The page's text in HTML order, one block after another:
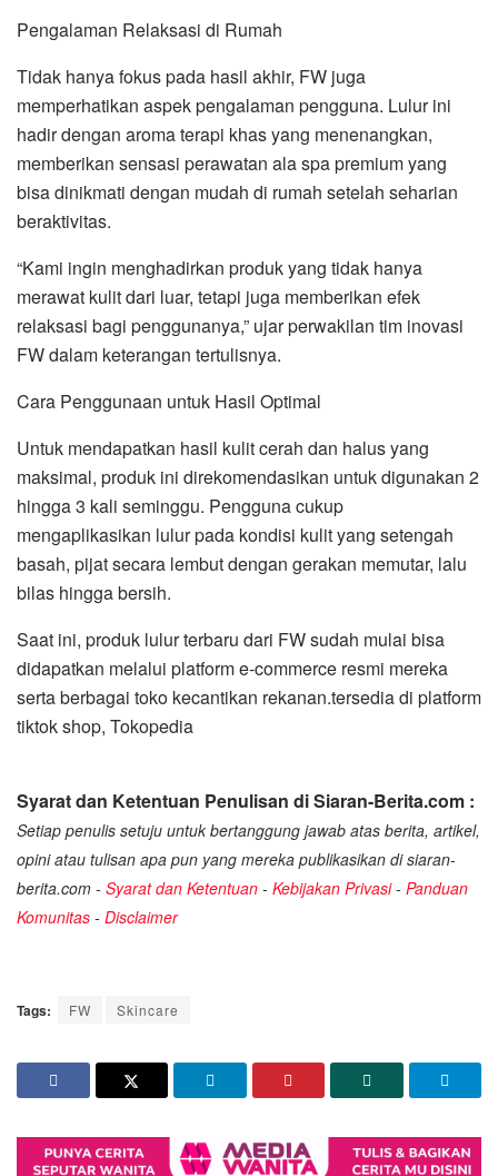
Pengalaman Relaksasi di Rumah
Tidak hanya fokus pada hasil akhir, FW juga
memperhatikan aspek pengalaman pengguna. Lulur ini
hadir dengan aroma terapi khas yang menenangkan,
memberikan sensasi perawatan ala spa premium yang
bisa dinikmati dengan mudah di rumah setelah seharian
beraktivitas.
“Kami ingin menghadirkan produk yang tidak hanya
merawat kulit dari luar, tetapi juga memberikan efek
relaksasi bagi penggunanya,” ujar perwakilan tim inovasi
FW dalam keterangan tertulisnya.
Cara Penggunaan untuk Hasil Optimal
Untuk mendapatkan hasil kulit cerah dan halus yang
maksimal, produk ini direkomendasikan untuk digunakan 2
hingga 3 kali seminggu. Pengguna cukup
mengaplikasikan lulur pada kondisi kulit yang setengah
basah, pijat secara lembut dengan gerakan memutar, lalu
bilas hingga bersih.
Saat ini, produk lulur terbaru dari FW sudah mulai bisa
didapatkan melalui platform e-commerce resmi mereka
serta berbagai toko kecantikan rekanan.tersedia di platform
tiktok shop, Tokopedia
Syarat dan Ketentuan Penulisan di Siaran-Berita.com :
Setiap penulis setuju untuk bertanggung jawab atas berita, artikel,
opini atau tulisan apa pun yang mereka publikasikan di siaran-
berita.com - Syarat dan Ketentuan - Kebijakan Privasi- Panduan
Komunitas - Disclaimer
Tags: FW Skincare